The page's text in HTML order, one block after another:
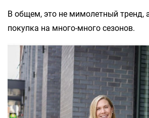
В общем, это не мимолетный тренд,
покупка на много-много сезонов.